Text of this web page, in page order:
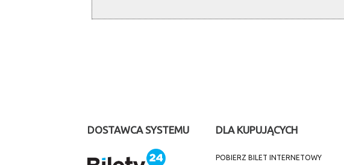
DOSTAWCA SYSTEMU DLA KUPUJĄCYCH
POBIERZ BILET INTERNETOWY